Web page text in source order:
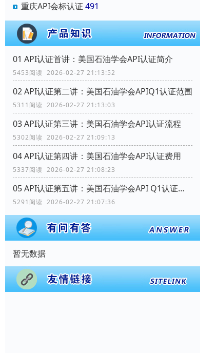
重庆API会标认证 491
01 API认证首讲：美国石油学会API认证简介
5453阅读 2026-02-27 21:13:52
02 API认证第二讲：美国石油学会APIQ1认证范围
5311阅读 2026-02-27 21:13:03
03 API认证第三讲：美国石油学会API认证流程
5302阅读 2026-02-27 21:09:13
04 API认证第四讲：美国石油学会API认证费用
5337阅读 2026-02-27 21:08:23
05 API认证第五讲：美国石油学会API Q1认证范围
5291阅读 2026-02-27 21:07:36
暂无数据